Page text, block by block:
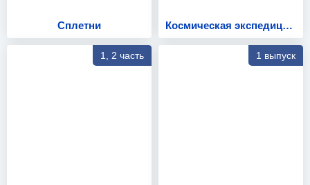
Сплетни Космическая экспедиция с Алексеем Столяровым
1, 2 часть 1 выпуск